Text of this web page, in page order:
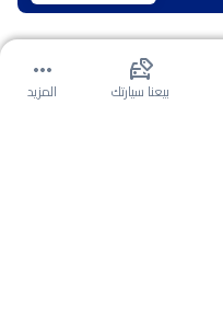
بيعنا سيارتك المزيد